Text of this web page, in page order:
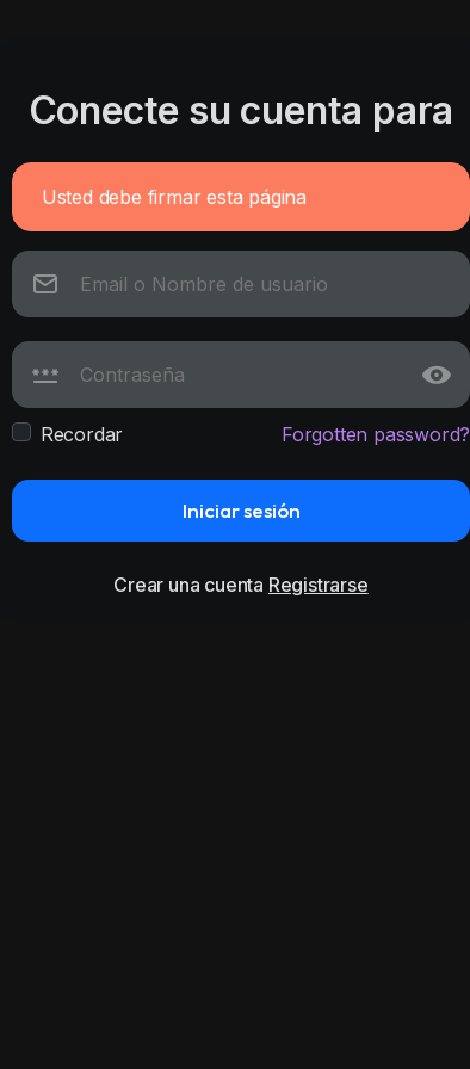
Conecte su cuenta para
Usted debe firmar esta página
Recordar Forgotten password?
Iniciar sesión
Crear una cuenta Registrarse